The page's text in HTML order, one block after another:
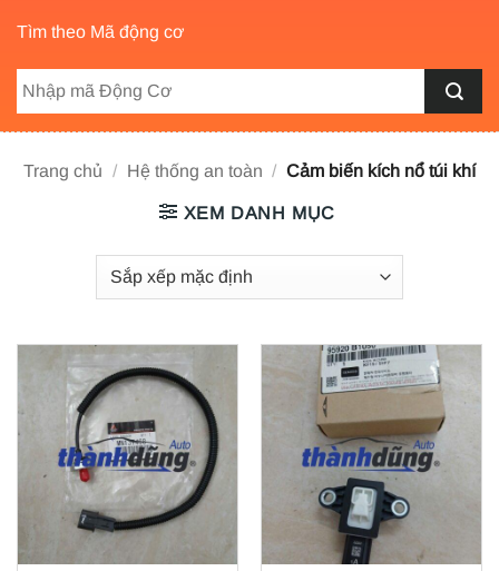
Tìm theo Mã động cơ
Trang chủ / Hệ thống an toàn / Cảm biến kích nổ túi khí
XEM DANH MỤC